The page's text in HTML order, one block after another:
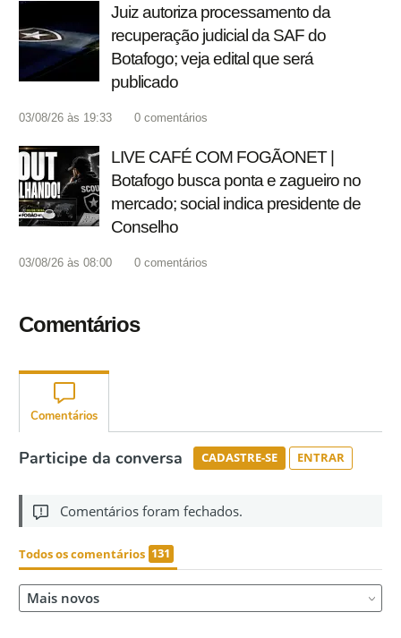
Juiz autoriza processamento da
recuperação judicial da SAF do
Botafogo; veja edital que será
publicado
03/08/26 às 19:33 0 comentários
LIVE CAFÉ COM FOGÃONET |
Botafogo busca ponta e zagueiro no
mercado; social indica presidente de
Conselho
03/08/26 às 08:00 0 comentários
Comentários